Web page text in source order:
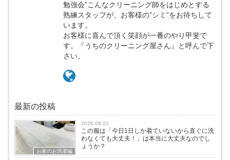
勉強会”こんなクリーニング師をはじめとする
熟練スタッフが、お客様の”シミ”をお待ちして
います。
お客様に喜んで頂く笑顔が一番のやり甲斐で
す。『うちのクリーニング屋さん』と呼んで下
さい。
最新の投稿
お家のお洗濯編
2026.08.02
この服は「今日1日しか着ていないから直ぐに洗
わなくても大丈夫！」は本当に大丈夫なのでし
ょうか？